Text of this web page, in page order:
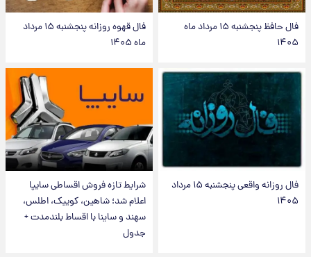
فال حافظ پنجشنبه ۱۵ مرداد ماه
۱۴۰۵
فال قهوه روزانه پنجشنبه ۱۵ مرداد
ماه ۱۴۰۵
فال روزانه واقعی پنجشنبه ۱۵ مرداد
۱۴۰۵
شرایط تازه فروش اقساطی سایپا
اعلام شد؛ شاهین، کوییک، اطلس،
سهند و ساینا با اقساط بلندمدت +
جدول